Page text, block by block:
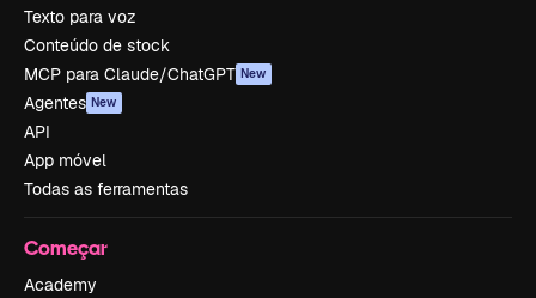
Texto para voz
Conteúdo de stock
MCP para Claude/ChatGPT New
Agentes New
API
App móvel
Todas as ferramentas
Começar
Academy